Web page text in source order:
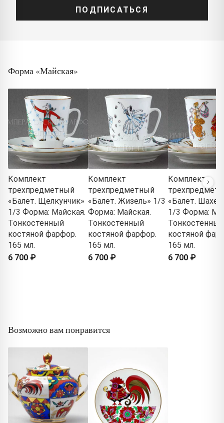
ПОДПИСАТЬСЯ
Форма «Майская»
Комплект
трехпредметный
«Балет. Щелкунчик»
1/3 Форма: Майская.
Тонкостенный
костяной фарфор.
165 мл.
6 700 ₽
Комплект
трехпредметный
«Балет. Жизель» 1/3
Форма: Майская.
Тонкостенный
костяной фарфор.
165 мл.
6 700 ₽
Комплект
«Балет.
1/3 Форма:
Тонкостенный
костяной
165 мл.
6 700 ₽
Возможно вам понравится